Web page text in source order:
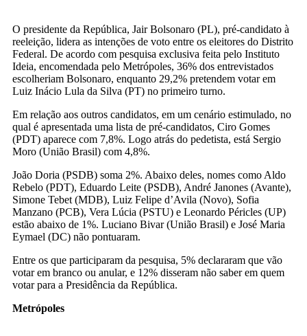
O presidente da República, Jair Bolsonaro (PL), pré-candidato à
reeleição, lidera as intenções de voto entre os eleitores do Distrito
Federal. De acordo com pesquisa exclusiva feita pelo Instituto
Ideia, encomendada pelo Metrópoles, 36% dos entrevistados
escolheriam Bolsonaro, enquanto 29,2% pretendem votar em
Luiz Inácio Lula da Silva (PT) no primeiro turno.
Em relação aos outros candidatos, em um cenário estimulado, no
qual é apresentada uma lista de pré-candidatos, Ciro Gomes
(PDT) aparece com 7,8%. Logo atrás do pedetista, está Sergio
Moro (União Brasil) com 4,8%.
João Doria (PSDB) soma 2%. Abaixo deles, nomes como Aldo
Rebelo (PDT), Eduardo Leite (PSDB), André Janones (Avante),
Simone Tebet (MDB), Luiz Felipe d’Avila (Novo), Sofia
Manzano (PCB), Vera Lúcia (PSTU) e Leonardo Péricles (UP)
estão abaixo de 1%. Luciano Bivar (União Brasil) e José Maria
Eymael (DC) não pontuaram.
Entre os que participaram da pesquisa, 5% declararam que vão
votar em branco ou anular, e 12% disseram não saber em quem
votar para a Presidência da República.
Metrópoles